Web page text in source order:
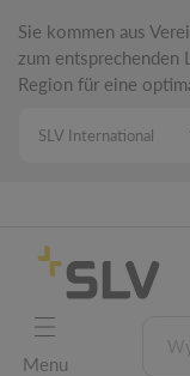
Sie kommen aus
zum entsprechenden
Region für eine
Menu